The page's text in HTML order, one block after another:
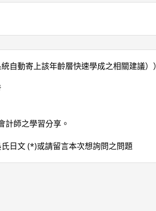
統自動寄上該年齡層快速學成之相關建議））
計師之學習分享。
日文(*)或請留言本次想詢問之問題